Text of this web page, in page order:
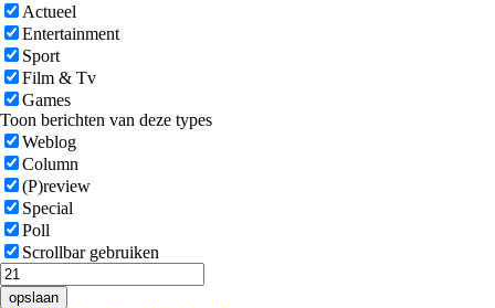
Actueel
Entertainment
Sport
Film & Tv
Games
Toon berichten van deze types
Weblog
Column
(P)review
Special
Poll
Scrollbar gebruiken
opslaan